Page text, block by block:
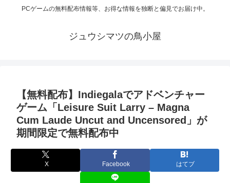
PCゲームの無料配布情報等、お得な情報を独断と偏見でお届け中。
ジュウシマツの鳥小屋
【無料配布】Indiegalaでアドベンチャー
ゲーム「Leisure Suit Larry – Magna
Cum Laude Uncut and Uncensored」が
期間限定で無料配布中
X Facebook はてブ